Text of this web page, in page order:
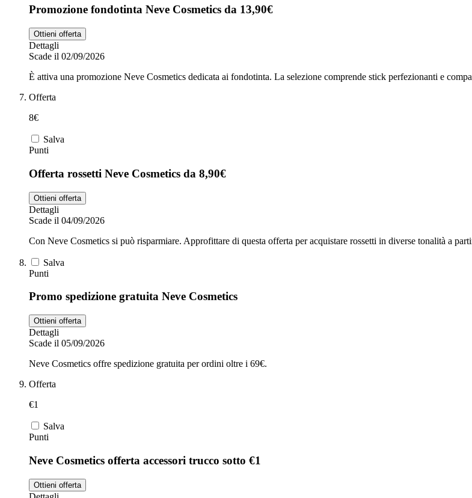
Promozione fondotinta Neve Cosmetics da 13,90€
Ottieni offerta
Dettagli
Scade il 02/09/2026
È attiva una promozione Neve Cosmetics dedicata ai fondotinta. La selezione comprende stick perfezionanti e
Offerta
8€
Salva
Punti
Offerta rossetti Neve Cosmetics da 8,90€
Ottieni offerta
Dettagli
Scade il 04/09/2026
Con Neve Cosmetics si può risparmiare. Approfittare di questa offerta per acquistare rossetti in diverse tonalità a
Salva
Punti
Promo spedizione gratuita Neve Cosmetics
Ottieni offerta
Dettagli
Scade il 05/09/2026
Neve Cosmetics offre spedizione gratuita per ordini oltre i 69€.
Offerta
€1
Salva
Punti
Neve Cosmetics offerta accessori trucco sotto €1
Ottieni offerta